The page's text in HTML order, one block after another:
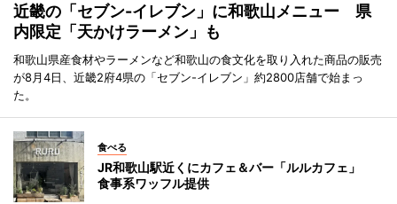
近畿の「セブン-イレブン」に和歌山メニュー 県
内限定「天かけラーメン」も
和歌山県産食材やラーメンなど和歌山の食文化を取り入れた商品の販売
が8月4日、近畿2府4県の「セブン-イレブン」約2800店舗で始まっ
た。
食べる
JR和歌山駅近くにカフェ＆バー「ルルカフェ」
食事系ワッフル提供